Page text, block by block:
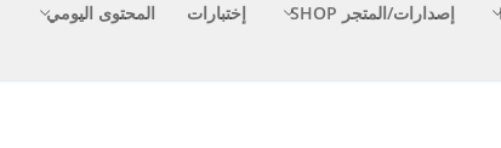
إصدارات/المتجر SHOP إختبارات
المحتوى اليومي